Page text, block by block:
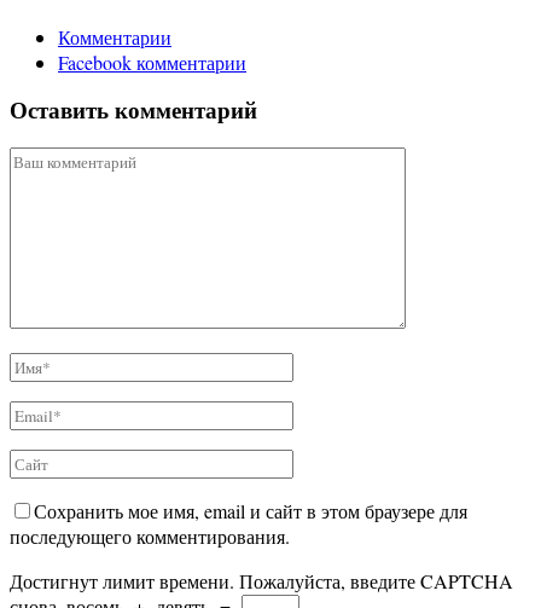
Комментарии
Facebook комментарии
Оставить комментарий
Сохранить мое имя, email и сайт в этом браузере для
последующего комментирования.
Достигнут лимит времени. Пожалуйста, введите CAPTCHA